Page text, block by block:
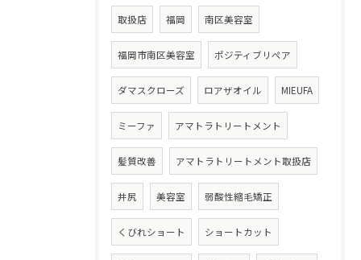
取扱店 福岡 南区美容室
福岡市南区美容室 ポジティブリペア
ダマスクローズ ロアザオイル MIEUFA
ミーファ アマトラトリートメント
髪質改善 アマトラトリートメント取扱店
井尻 美容室 弱酸性縮毛矯正
くびれショート ショートカット